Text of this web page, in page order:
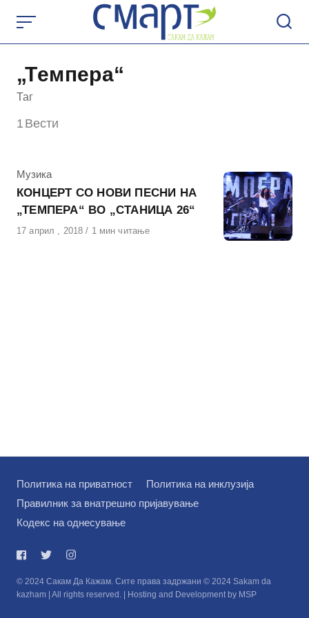
content
„Темпера“
Таг
1 Вести
КАтегорија
Музика
КОНЦЕРТ СО НОВИ ПЕСНИ НА
„ТЕМПЕРА“ ВО „СТАНИЦА 26“
Објавено
17 април , 2018 1 мин читање
Политика на приватност
Политика на инклузија
Правилник за внатрешно пријавување
Кодекс на однесување
© 2024 Сакам Да Кажам. Сите права задржани © 2024 Sakam da
kazham | All rights reserved. | Hosting and Development by MSP